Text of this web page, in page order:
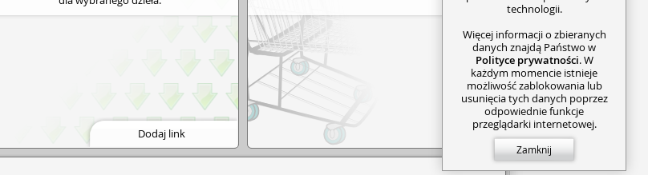
Dodaj link
technologii.
Więcej informacji o zbieranych
danych znajdą Państwo w
Polityce prywatności. W
każdym momencie istnieje
możliwość zablokowania lub
usunięcia tych danych poprzez
odpowiednie funkcje
przeglądarki internetowej.
Zamknij